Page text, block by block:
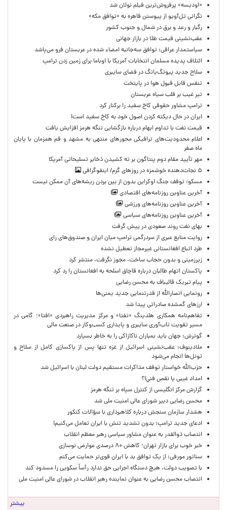
«اودیسه» پرفروش‌ترین فیلم نولان شد
نگرانی تل‌آویو از پیوستن قاهره به «توافق مکه»
رگبار و رعد و برق در شمال و جنوب کشور
عقب‌نشینی قیمت طلا در بازار جهانی
سیاستمدار عراقی: توافق سه‌جانبه امضاء شده در عربستان فرو می‌پاشد
ائتلاف پدیده مسلمان انتخابات آمریکا با اوباما برای زمین زدن ترامپ
سلاح جدید پیونگ‌یانگ در فضای سایبری
تنفس قابل قبول هوا در پایتخت
تیر غیب بر قلب سیاه عربستان
ترامپ مشاور حقوقی کاخ سفید را برکنار کرد
ایران در حال دیکته کردن اصول خود به کاخ سفید است!
قیمت نفت با تداوم ابهام درباره بازگشایی تنگه هرمز افزایش یافت
اعلام محدودیت‌های ترافیکی محورهای منتهی به مشهد و قم همزمان با پایان
ماه صفر
مهر تأیید مقام دوم پنتاگون بر ته کشیدن ذخایر تسلیحاتی آمریکا
۵ نجات‌دهنده خوشمزه در روزهای گرم/ اینفوگرافی
مسکو: توقف جنگ اوکراین بدون از بین بردن ریشه‌های آن ممکن نیست
آخرین عناوین روزنامه‌های اقتصادی
آخرین عناوین روزنامه‌های ورزشی
آخرین عناوین روزنامه‌های سیاسی
بهای نفت روند صعودی در پیش گرفت
روایت منابع عبری از سردرگمی ترامپ میان ایران و صندوق‌های رای
طرد اتباع افغانستانی غیرمجاز تعطیل نشده
زیرزمینی و بدون حجاب ساخت، مجوز نگرفت، منتشر کرد
پاکستان اتهام طالبان درباره قاچاق اسلحه به افغانستان را رد کرد
پیام تبریک قالیباف به محسن رضایی
رونمایی انصارالله از قدرتنمایی جدید یمنی‌ها
ارزهای گمشده صادراتی پیدا شد
تفاهم‌نامه همکاری هلدینگ «تفتا» و مرکز مدیریت راهبردی «افتا»؛ گامی در
مسیر تقویت تاب‌آوری سایبری و پایداری کسب‌وکار در صنعت مالی
گوترش: جهان باید بمباران ناکازاکی را به‌ خاطر بسپارد
ملادینوف: عقب‌نشینی اسرائیل از غزه تنها پس از پاکسازی کامل از سلاح و
تونل‌ها انجام می‌شود
حزب‌الله خواستار توقف مذاکرات مستقیم دولت لبنان با اسرائیل شد
امداد غیبی يا نقص فني!؟
گزارش مرکز انگلیسی از کنترل سپاه بر تنگه هرمز
محسن رضایی دبیر شورای عالی امنیت ملی شد
هشدار سازمان سنجش درباره کلاهبرداری با سؤالات کنکور
ادعای جدید ترامپ: بدون تشدید تنش با ایران تعامل می‌کنیم!
انتصاب ذوالقدر به عنوان مشاور سیاسی رهبر معظم انقلاب
خبر خوب برای بازار تهران؛ کاهش ۸۰ درصدی عوارض نوسازی
سناتور مورفی: از یک توافق بد با ایران قوی‌تر حمایت می‌کنم
با تصویب دولت، هیچ دستگاه اجرایی حق ندارد رأساً سکویی را مسدود کند
انتصاب محسن رضایی به عنوان نماینده رهبر انقلاب در شورای عالی امنیت ملی
بیشتر